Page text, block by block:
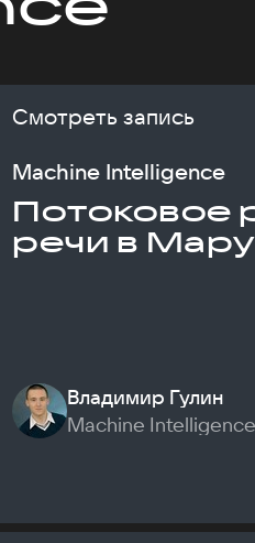
Смотреть запись
Machine Intelligence
Потоковое
речи в
Владимир Гулин
Machine